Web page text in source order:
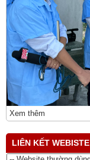
Xem thêm
LIÊN KẾT WEBISTE